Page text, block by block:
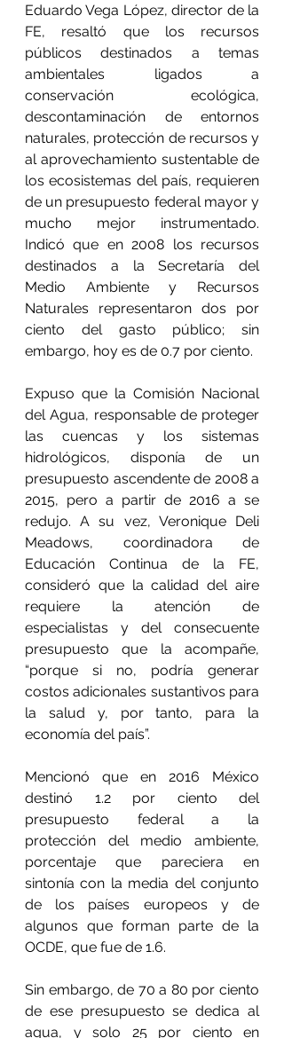
Eduardo Vega López, director de la
FE, resaltó que los recursos
públicos destinados a temas
ambientales ligados a
conservación ecológica,
descontaminación de entornos
naturales, protección de recursos y
al aprovechamiento sustentable de
los ecosistemas del país, requieren
de un presupuesto federal mayor y
mucho mejor instrumentado.
Indicó que en 2008 los recursos
destinados a la Secretaría del
Medio Ambiente y Recursos
Naturales representaron dos por
ciento del gasto público; sin
embargo, hoy es de 0.7 por ciento.
Expuso que la Comisión Nacional
del Agua, responsable de proteger
las cuencas y los sistemas
hidrológicos, disponía de un
presupuesto ascendente de 2008 a
2015, pero a partir de 2016 a se
redujo. A su vez, Veronique Deli
Meadows, coordinadora de
Educación Continua de la FE,
consideró que la calidad del aire
requiere la atención de
especialistas y del consecuente
presupuesto que la acompañe,
“porque si no, podría generar
costos adicionales sustantivos para
la salud y, por tanto, para la
economía del país”.
Mencionó que en 2016 México
destinó 1.2 por ciento del
presupuesto federal a la
protección del medio ambiente,
porcentaje que pareciera en
sintonía con la media del conjunto
de los países europeos y de
algunos que forman parte de la
OCDE, que fue de 1.6.
Sin embargo, de 70 a 80 por ciento
de ese presupuesto se dedica al
agua, y solo 25 por ciento en